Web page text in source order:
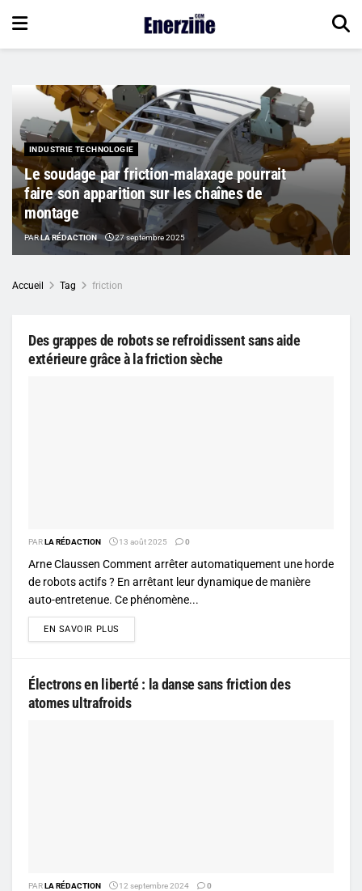
INDUSTRIE TECHNOLOGIE
Le soudage par friction-malaxage pourrait
faire son apparition sur les chaînes de
montage
PARLA RÉDACTION 27 septembre 2025
Accueil Tag friction
Des grappes de robots se refroidissent sans aide
extérieure grâce à la friction sèche
PARLA RÉDACTION 13 août 2025 0
Arne Claussen Comment arrêter automatiquement une horde
de robots actifs ? En arrêtant leur dynamique de manière
auto-entretenue. Ce phénomène...
EN SAVOIR PLUS
Électrons en liberté : la danse sans friction des
atomes ultrafroids
PARLA RÉDACTION 12 septembre 2024 0